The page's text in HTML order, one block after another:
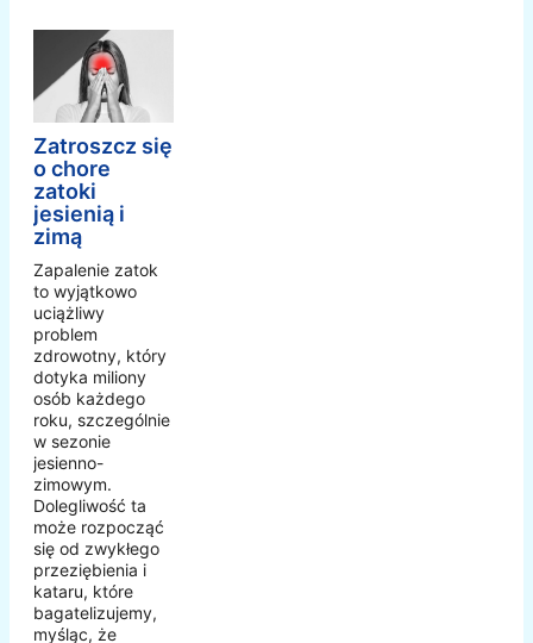
Zatroszcz się
o chore
zatoki
jesienią i
zimą
Zapalenie zatok
to wyjątkowo
uciążliwy
problem
zdrowotny, który
dotyka miliony
osób każdego
roku, szczególnie
w sezonie
jesienno-
zimowym.
Dolegliwość ta
może rozpocząć
się od zwykłego
przeziębienia i
kataru, które
bagatelizujemy,
myśląc, że